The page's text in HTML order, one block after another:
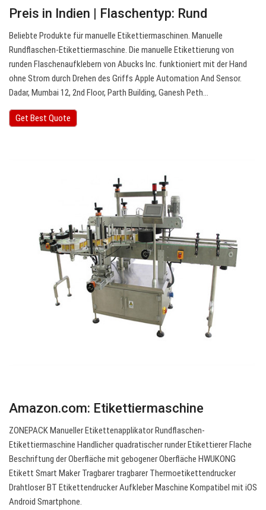
Preis in Indien | Flaschentyp: Rund
Beliebte Produkte für manuelle Etikettiermaschinen. Manuelle
Rundflaschen-Etikettiermaschine. Die manuelle Etikettierung von
runden Flaschenaufklebern von Abucks Inc. funktioniert mit der Hand
ohne Strom durch Drehen des Griffs Apple Automation And Sensor.
Dadar, Mumbai 12, 2nd Floor, Parth Building, Ganesh Peth…
Get Best Quote
Amazon.com: Etikettiermaschine
ZONEPACK Manueller Etikettenapplikator Rundflaschen-
Etikettiermaschine Handlicher quadratischer runder Etikettierer Flache
Beschriftung der Oberfläche mit gebogener Oberfläche HWUKONG
Etikett Smart Maker Tragbarer tragbarer Thermoetikettendrucker
Drahtloser BT Etikettendrucker Aufkleber Maschine Kompatibel mit iOS
Android Smartphone.